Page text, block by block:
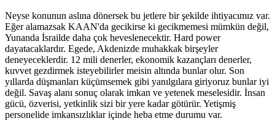
Neyse konunun aslına dönersek bu jetlere bir şekilde ihtiyacımız var.
Eğer alamazsak KAAN'da gecikirse ki gecikmemesi mümkün değil,
Yunanda İsrailde daha çok heveslenecektir. Hard power
dayatacaklardır. Egede, Akdenizde muhakkak birşeyler
deneyeceklerdir. 12 mili denerler, ekonomik kazançları denerler,
kuvvet gezdirmek isteyebilirler meisin altında bunlar olur. Son
yıllarda düşmanları küçümsemek gibi yanılgılara giriyoruz bunlar iyi
değil. Savaş alanı sonuç olarak imkan ve yetenek meselesidir. İnsan
gücü, özverisi, yetkinlik sizi bir yere kadar götürür. Yetişmiş
personelide imkansızlıklar içinde heba etme durumu var.